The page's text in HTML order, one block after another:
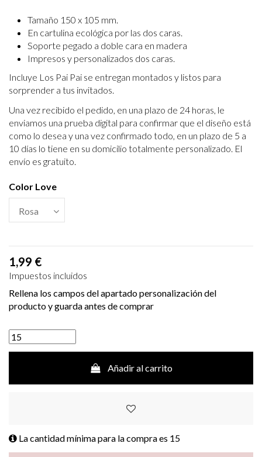
Tamaño 150 x 105 mm.
En cartulina ecológica por las dos caras.
Soporte pegado a doble cara en madera
Impresos y personalizados dos caras.
Incluye Los Pai Pai se entregan montados y listos para
sorprender a tus invitados.
Una vez recibido el pedido, en una plazo de 24 horas, le
enviamos una prueba digital para confirmar que el diseño está
como lo desea y una vez confirmado todo, en un plazo de 5 a
10 días lo tiene en su domicilio totalmente personalizado. El
envío es gratuito.
Color Love
1,99 €
Impuestos incluidos
Rellena los campos del apartado personalización del
producto y guarda antes de comprar
Añadir al carrito
La cantidad mínima para la compra es 15